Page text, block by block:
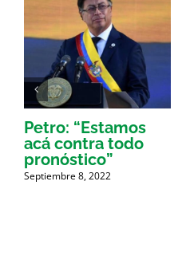
Petro: “Estamos
acá contra todo
pronóstico”
Septiembre 8, 2022